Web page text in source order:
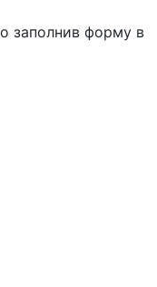
заполнив форму в